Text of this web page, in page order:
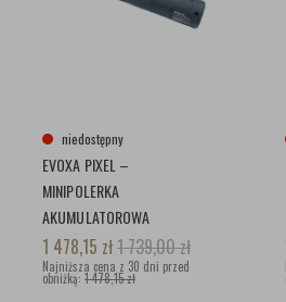
niedostępny
EVOXA PIXEL –
MINIPOLERKA
AKUMULATOROWA
1 478,15 zł1 739,00zł
Najniższa cena z 30 dni przed
obniżką: 1 478,15 zł